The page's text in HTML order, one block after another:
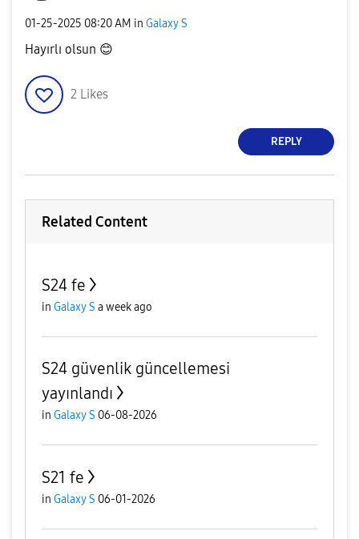
‎01-25-2025 08:20 AM in Galaxy S
Hayırlı olsun 😊
2 Likes
REPLY
Related Content
S24 fe
in Galaxy S a week ago
S24 güvenlik güncellemesi
yayınlandı
in Galaxy S 06-08-2026
S21 fe
in Galaxy S 06-01-2026